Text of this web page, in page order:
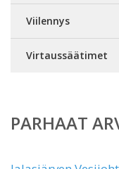
Viilennys
Virtaussäätimet
PARHAAT